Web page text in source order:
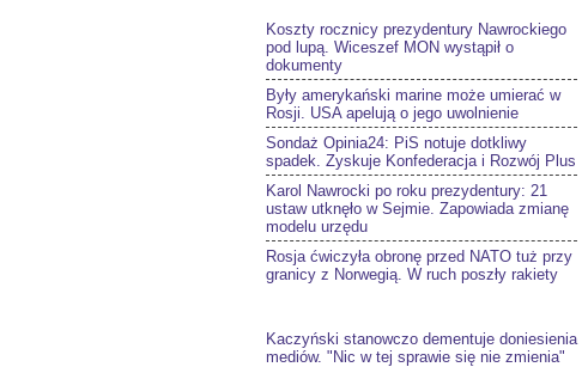
Koszty rocznicy prezydentury Nawrockiego
pod lupą. Wiceszef MON wystąpił o
dokumenty
Były amerykański marine może umierać w
Rosji. USA apelują o jego uwolnienie
Sondaż Opinia24: PiS notuje dotkliwy
spadek. Zyskuje Konfederacja i Rozwój Plus
Karol Nawrocki po roku prezydentury: 21
ustaw utknęło w Sejmie. Zapowiada zmianę
modelu urzędu
Rosja ćwiczyła obronę przed NATO tuż przy
granicy z Norwegią. W ruch poszły rakiety
Kaczyński stanowczo dementuje doniesienia
mediów. "Nic w tej sprawie się nie zmienia"